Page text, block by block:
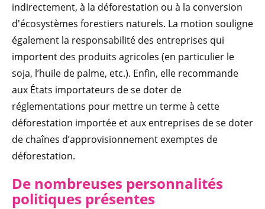
indirectement, à la déforestation ou à la conversion
d'écosystèmes forestiers naturels. La motion souligne
également la responsabilité des entreprises qui
importent des produits agricoles (en particulier le
soja, l’huile de palme, etc.). Enfin, elle recommande
aux États importateurs de se doter de
réglementations pour mettre un terme à cette
déforestation importée et aux entreprises de se doter
de chaînes d’approvisionnement exemptes de
déforestation.
De nombreuses personnalités
politiques présentes